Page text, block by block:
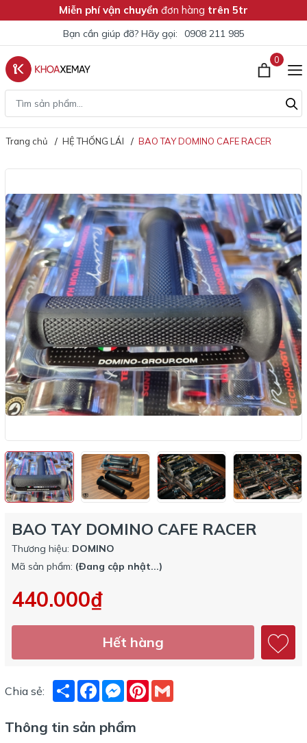
Miễn phí vận chuyển đơn hàng trên 5tr
Bạn cần giúp đỡ? Hãy gọi: 0908 211 985
0
Trang chủ HỆ THỐNG LÁI BAO TAY DOMINO CAFE RACER
BAO TAY DOMINO CAFE RACER
Thương hiệu: DOMINO
Mã sản phẩm: (Đang cập nhật...)
440.000₫
Hết hàng
Chia sẻ: ShareFacebookMessenger
Pinterest
Thông tin sản phẩm